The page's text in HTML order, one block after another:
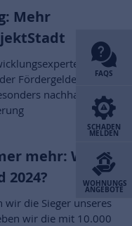
FAQS
SCHADEN
MELDEN
WOHNUNGS
ANGEBOTE
Mehr
der
Fördergelder ein /
nachhaltige
mehr: Wer
2024?
die Sieger unseres
wir die mit 10.000